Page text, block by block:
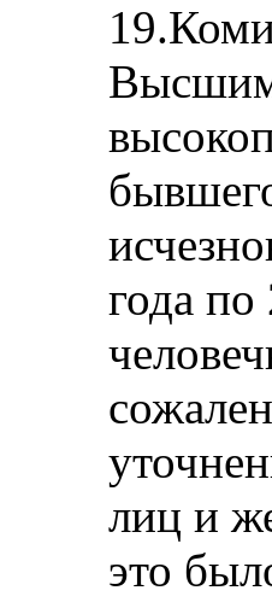
года по
лиц и
это